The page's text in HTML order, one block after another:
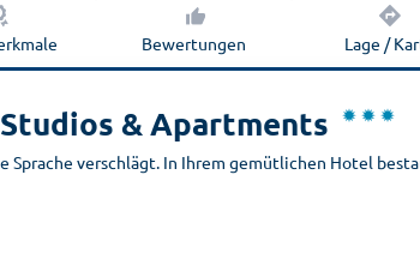
Bewertungen Lage /
& Apartments
Sprache verschlägt. In Ihrem gemütlichen Hotel